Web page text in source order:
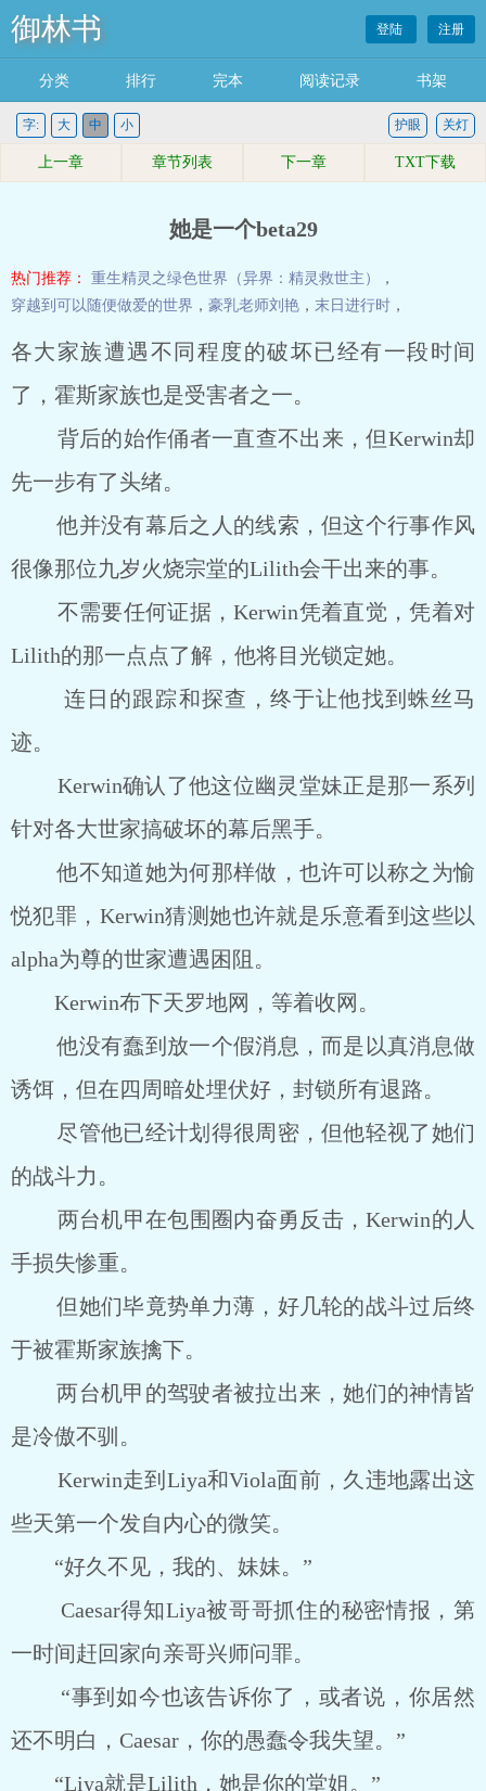
御林书 登陆 注册
分类 排行 完本 阅读记录 书架
字: 大 中 小 关灯
护眼
上一章 章节列表 下一章 TXT下载
她是一个beta29
热门推荐： 重生精灵之绿色世界（异界：精灵救世主）
，
穿越到可以随便做爱的世界 ， 豪乳老师刘艳 ， 末日进行时 ，
各大家族遭遇不同程度的破坏已经有一段时间
了，霍斯家族也是受害者之一。
背后的始作俑者一直查不出来，但Kerwin却
先一步有了头绪。
他并没有幕后之人的线索，但这个行事作风
很像那位九岁火烧宗堂的Lilith会干出来的事。
不需要任何证据，Kerwin凭着直觉，凭着对
Lilith的那一点点了解，他将目光锁定她。
连日的跟踪和探查，终于让他找到蛛丝马
迹。
Kerwin确认了他这位幽灵堂妹正是那一系列
针对各大世家搞破坏的幕后黑手。
他不知道她为何那样做，也许可以称之为愉
悦犯罪，Kerwin猜测她也许就是乐意看到这些以
alpha为尊的世家遭遇困阻。
Kerwin布下天罗地网，等着收网。
他没有蠢到放一个假消息，而是以真消息做
诱饵，但在四周暗处埋伏好，封锁所有退路。
尽管他已经计划得很周密，但他轻视了她们
的战斗力。
两台机甲在包围圈内奋勇反击，Kerwin的人
手损失惨重。
但她们毕竟势单力薄，好几轮的战斗过后终
于被霍斯家族擒下。
两台机甲的驾驶者被拉出来，她们的神情皆
是冷傲不驯。
Kerwin走到Liya和Viola面前，久违地露出这
些天第一个发自内心的微笑。
“好久不见，我的、妹妹。”
Caesar得知Liya被哥哥抓住的秘密情报，第
一时间赶回家向亲哥兴师问罪。
“事到如今也该告诉你了，或者说，你居然
还不明白，Caesar，你的愚蠢令我失望。”
“Liya就是Lilith，她是你的堂姐。”